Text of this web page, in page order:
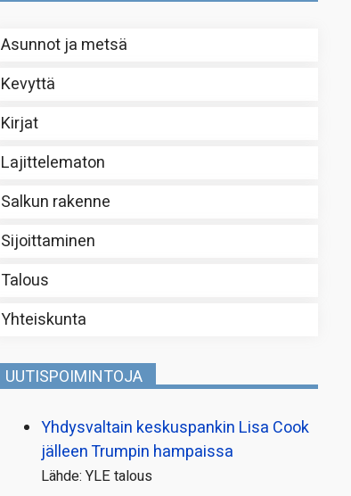
Asunnot ja metsä
Kevyttä
Kirjat
Lajittelematon
Salkun rakenne
Sijoittaminen
Talous
Yhteiskunta
UUTISPOIMINTOJA
Yhdysvaltain keskuspankin Lisa Cook
jälleen Trumpin hampaissa
Lähde: YLE talous